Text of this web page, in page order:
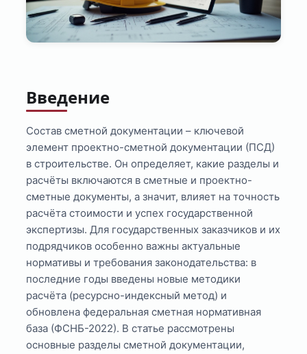
Введение
Состав сметной документации – ключевой
элемент проектно-сметной документации (ПСД)
в строительстве. Он определяет, какие разделы и
расчёты включаются в сметные и проектно-
сметные документы, а значит, влияет на точность
расчёта стоимости и успех государственной
экспертизы. Для государственных заказчиков и их
подрядчиков особенно важны актуальные
нормативы и требования законодательства: в
последние годы введены новые методики
расчёта (ресурсно-индексный метод) и
обновлена федеральная сметная нормативная
база (ФСНБ-2022). В статье рассмотрены
основные разделы сметной документации,